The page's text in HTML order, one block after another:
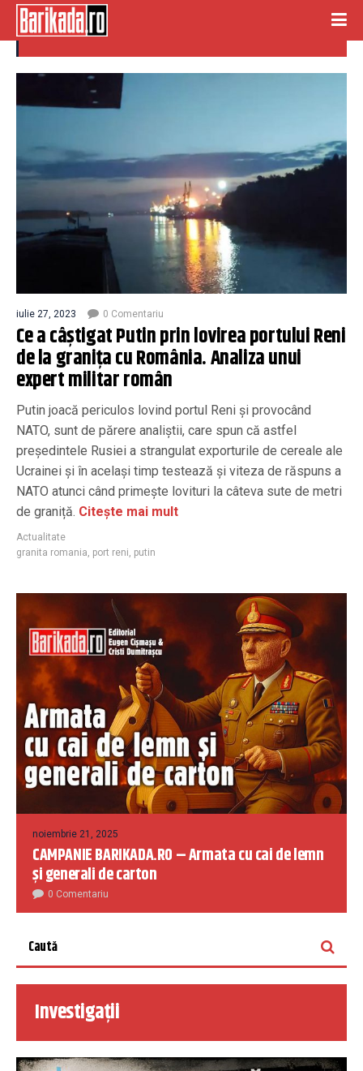
port reni
iulie 27, 2023 0 Comentariu
Ce a câștigat Putin prin lovirea portului Reni
de la granița cu România. Analiza unui
expert militar român
Putin joacă periculos lovind portul Reni și provocând
NATO, sunt de părere analiștii, care spun că astfel
președintele Rusiei a strangulat exporturile de cereale ale
Ucrainei și în același timp testează și viteza de răspuns a
NATO atunci când primește lovituri la câteva sute de metri
de graniță. Citește mai mult
Actualitate
granita romania, port reni, putin
noiembrie 21, 2025
CAMPANIE BARIKADA.RO – Armata cu cai de lemn
și generali de carton
0 Comentariu
Investigații